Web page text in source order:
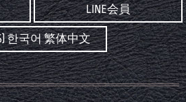
LINE会員
한국어 繁体中文